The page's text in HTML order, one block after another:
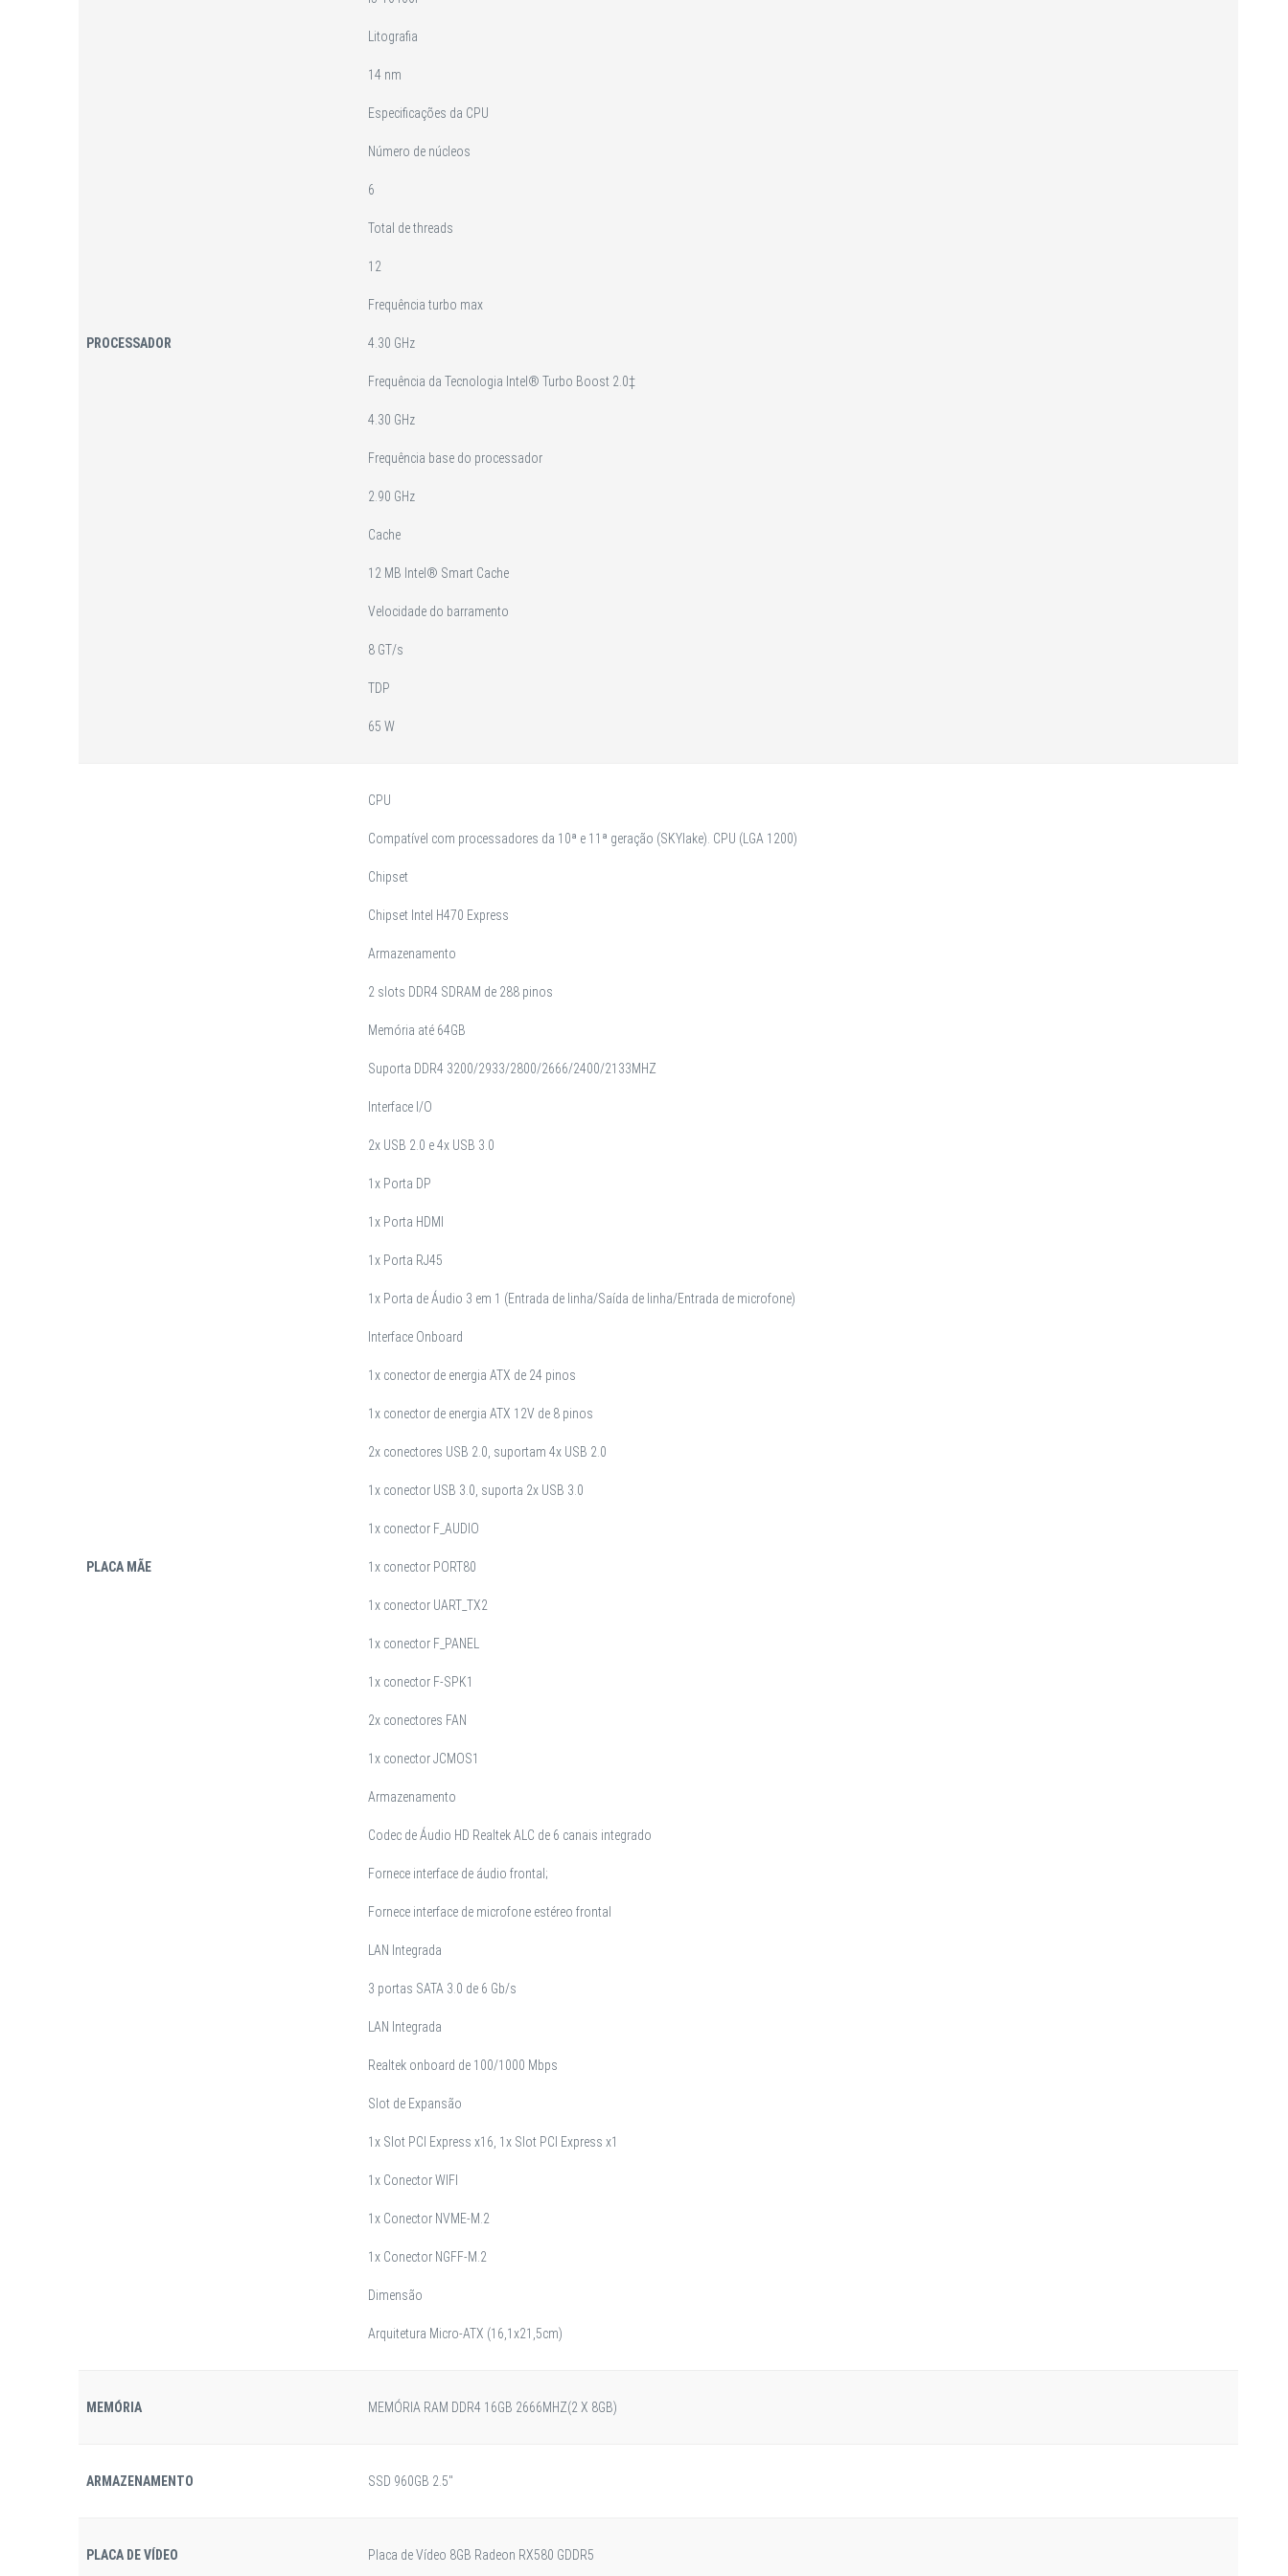
PROCESSADOR
Litografia
14 nm
Especificações da CPU
Número de núcleos
6
Total de threads
12
Frequência turbo max
4.30 GHz
Frequência da Tecnologia Intel® Turbo Boost 2.0‡
4.30 GHz
Frequência base do processador
2.90 GHz
Cache
12 MB Intel® Smart Cache
Velocidade do barramento
8 GT/s
TDP
65 W
PLACA MÃE
CPU
Compatível com processadores da 10ª e 11ª geração (SKYlake). CPU (LGA 1200)
Chipset
Chipset Intel H470 Express
Armazenamento
2 slots DDR4 SDRAM de 288 pinos
Memória até 64GB
Suporta DDR4 3200/2933/2800/2666/2400/2133MHZ
Interface I/O
2x USB 2.0 e 4x USB 3.0
1x Porta DP
1x Porta HDMI
1x Porta RJ45
1x Porta de Áudio 3 em 1 (Entrada de linha/Saída de linha/Entrada de microfone)
Interface Onboard
1x conector de energia ATX de 24 pinos
1x conector de energia ATX 12V de 8 pinos
2x conectores USB 2.0, suportam 4x USB 2.0
1x conector USB 3.0, suporta 2x USB 3.0
1x conector F_AUDIO
1x conector PORT80
1x conector UART_TX2
1x conector F_PANEL
1x conector F-SPK1
2x conectores FAN
1x conector JCMOS1
Armazenamento
Codec de Áudio HD Realtek ALC de 6 canais integrado
Fornece interface de áudio frontal;
Fornece interface de microfone estéreo frontal
LAN Integrada
3 portas SATA 3.0 de 6 Gb/s
LAN Integrada
Realtek onboard de 100/1000 Mbps
Slot de Expansão
1x Slot PCI Express x16, 1x Slot PCI Express x1
1x Conector WIFI
1x Conector NVME-M.2
1x Conector NGFF-M.2
Dimensão
Arquitetura Micro-ATX (16,1x21,5cm)
MEMÓRIA MEMÓRIA RAM DDR4 16GB 2666MHZ(2 X 8GB)
ARMAZENAMENTO SSD 960GB 2.5"
PLACA DE VÍDEO Placa de Vídeo 8GB Radeon RX580 GDDR5